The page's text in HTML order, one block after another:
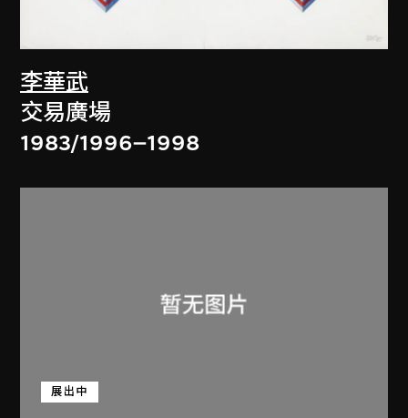
李華武
交易廣場
1983/1996–1998
展出中